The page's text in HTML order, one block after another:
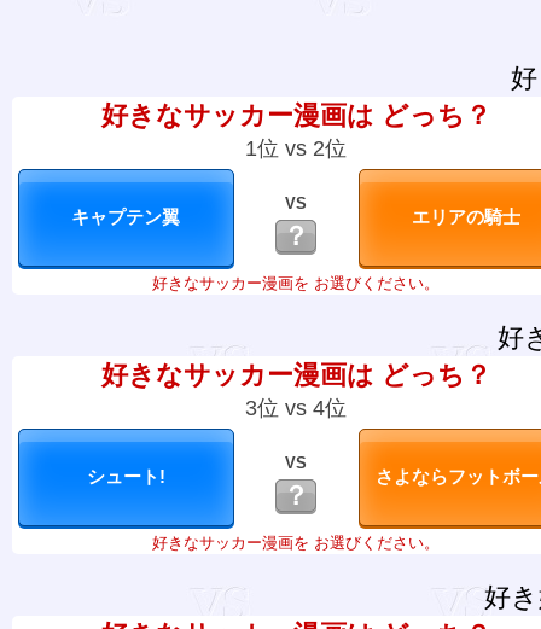
好きなサッカー漫画は どっち？
1位 vs 2位
VS
？
好きなサッカー漫画を お選びください。
好
好きなサッカー漫画は どっち？
3位 vs 4位
VS
？
好きなサッカー漫画を お選びください。
好